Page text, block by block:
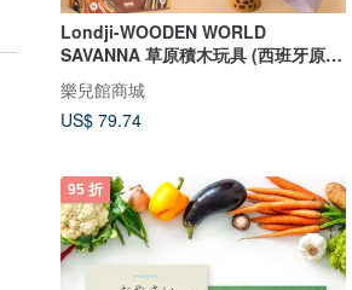
Londji-WOODEN WORLD
SAVANNA 草原積木玩具 (西班牙原
裝)
樂兒館商城
US$ 79.74
95 折